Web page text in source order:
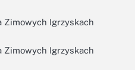
Igrzyskach
Igrzyskach